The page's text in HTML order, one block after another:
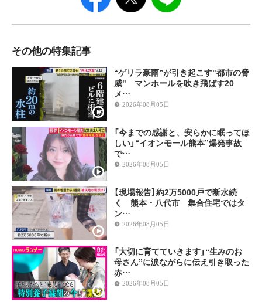
その他の特集記事
“ゲリラ豪雨”が引き起こす"都市の脅
威" マンホールを吹き飛ばす20
メ…
2026年08月05日
「今までの感謝と、安らかに眠ってほ
しい」“イオンモール熊本”爆発事故
で…
2026年08月05日
【現場報告】約2万5000戸で断水続
く 熊本・八代市 集合住宅ではタ
ン…
2026年08月05日
「大切に育てていきます」“生みのお
母さん”に涙ながらに伝え引き取った
赤…
2026年08月05日